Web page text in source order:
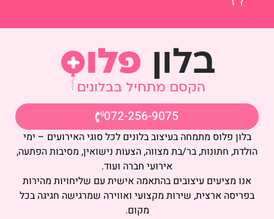
072-256-9075
בלון פלוס מתמחה בעיצוב בלונים לכל סוגי האירועים – ימי
הולדת, חתונות, בר/בת מצווה, הצעות נישואין, מסיבות הפתעה,
אירועי חברה ועוד.
אנו מציעים עיצובים בהתאמה אישית עם שליחויות מהירות
בפריסה ארצית, שירות מקצועי ואווירה שמרגישה חגיגה בכל
מקום.